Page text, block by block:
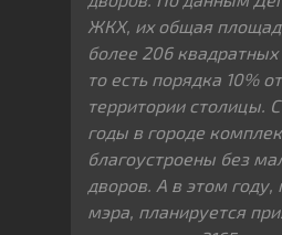
ЖКХ, их общая
более 206
то есть порядка 10%
территории столицы. С
годы в городе
благоустроены без
дворов. А в этом
мэра, планируется